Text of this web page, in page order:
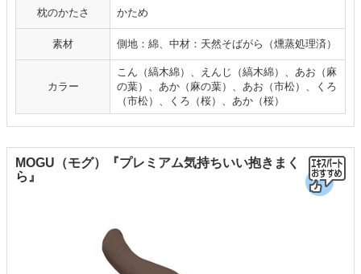
枕のかたさ かため
素材 側地：綿、中材：天然そばがら（燻蒸処理済）
カラー
こん（縞木綿）、えんじ（縞木綿）、あお（麻
の葉）、あか（麻の葉）、あお（市松）、くろ
（市松）、くろ（桜）、あか（桜）
MOGU（モグ）『プレミアム気持ちいい抱きまく
ら』